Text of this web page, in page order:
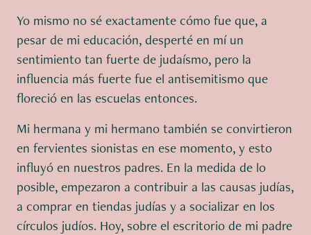
Yo mismo no sé exactamente cómo fue que, a
pesar de mi educación, desperté en mí un
sentimiento tan fuerte de judaísmo, pero la
influencia más fuerte fue el antisemitismo que
floreció en las escuelas entonces.
Mi hermana y mi hermano también se convirtieron
en fervientes sionistas en ese momento, y esto
influyó en nuestros padres. En la medida de lo
posible, empezaron a contribuir a las causas judías,
a comprar en tiendas judías y a socializar en los
círculos judíos. Hoy, sobre el escritorio de mi padre